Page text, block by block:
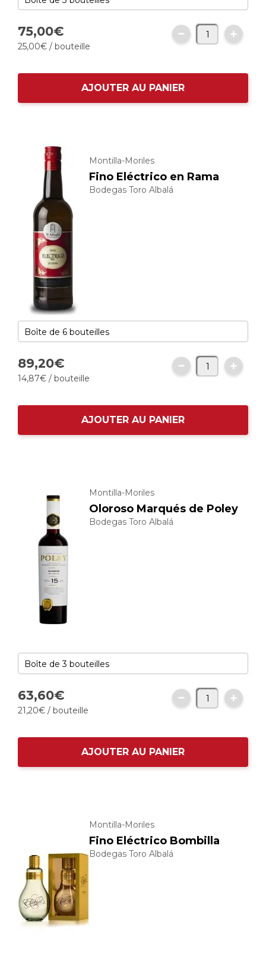
75,00€
25,00€ / bouteille
AJOUTER AU PANIER
Montilla-Moriles
Fino Eléctrico en Rama
Bodegas Toro Albalá
89,20€
14,87€ / bouteille
AJOUTER AU PANIER
Montilla-Moriles
Oloroso Marqués de Poley
Bodegas Toro Albalá
63,60€
21,20€ / bouteille
AJOUTER AU PANIER
Montilla-Moriles
Fino Eléctrico Bombilla
Bodegas Toro Albalá